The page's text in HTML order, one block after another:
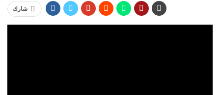
شارك